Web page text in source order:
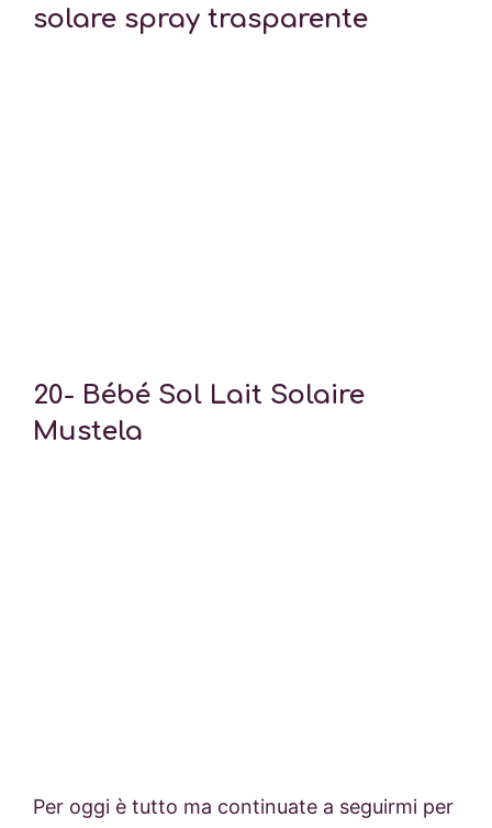
solare spray trasparente
20- Bébé Sol Lait Solaire
Mustela
Per oggi è tutto ma continuate a seguirmi per